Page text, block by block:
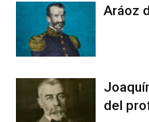
Aráoz
del